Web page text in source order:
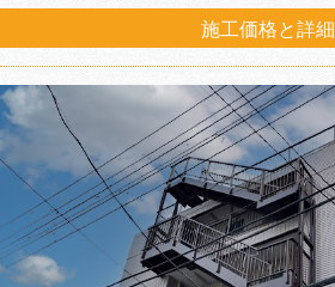
施工価格と詳細